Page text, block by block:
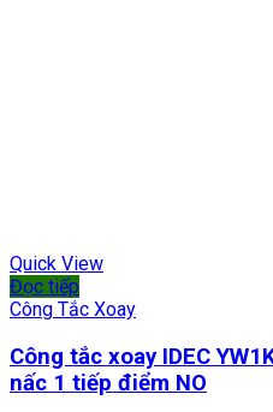
Quick View
Đọc tiếp
Công Tắc Xoay
Công tắc xoay IDEC
nấc 1 tiếp điểm NO